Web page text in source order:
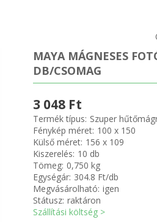
MAYA MÁGNESES
DB/CSOMAG
3 048 Ft
Termék típus: Szuper
Fénykép méret: 100 x 150
Külső méret: 156 x 109
Kiszerelés: 10 db
Tömeg: 0,750 kg
Egységár: 304.8 Ft/db
Megvásárolható: igen
Státusz: raktáron
Szállítási költség >